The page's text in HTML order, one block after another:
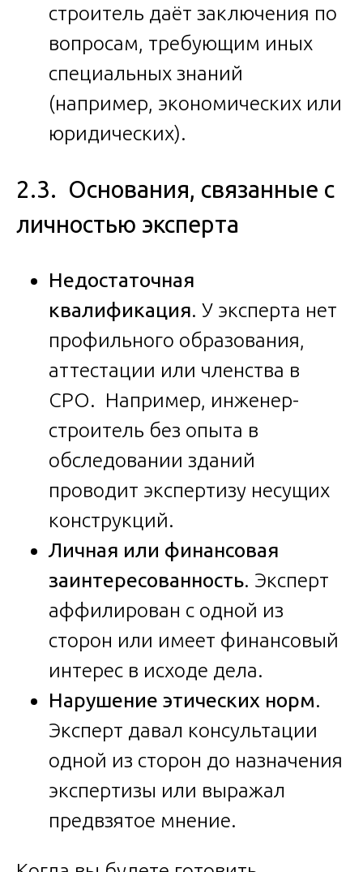
строитель даёт заключения по
вопросам, требующим иных
специальных знаний
(например, экономических или
юридических).
2.3. Основания, связанные с
личностью эксперта
Недостаточная
квалификация. У эксперта нет
профильного образования,
аттестации или членства в
СРО. Например, инженер-
строитель без опыта в
обследовании зданий
проводит экспертизу несущих
конструкций.
Личная или финансовая
заинтересованность. Эксперт
аффилирован с одной из
сторон или имеет финансовый
интерес в исходе дела.
Нарушение этических норм.
Эксперт давал консультации
одной из сторон до назначения
экспертизы или выражал
предвзятое мнение.